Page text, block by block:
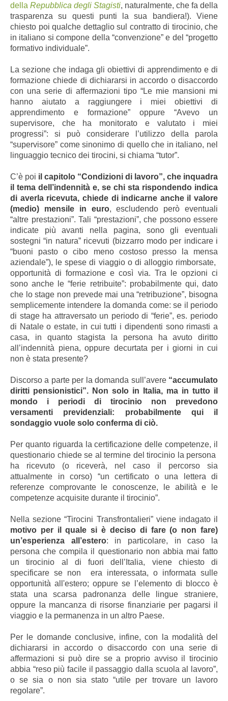
della Repubblica degli Stagisti, naturalmente, che fa della
trasparenza su questi punti la sua bandiera!). Viene
chiesto poi qualche dettaglio sul contratto di tirocinio, che
in italiano si compone della “convenzione” e del “progetto
formativo individuale”.
La sezione che indaga gli obiettivi di apprendimento e di
formazione chiede di dichiararsi in accordo o disaccordo
con una serie di affermazioni tipo “Le mie mansioni mi
hanno aiutato a raggiungere i miei obiettivi di
apprendimento e formazione” oppure “Avevo un
supervisore, che ha monitorato e valutato i miei
progressi”: si può considerare l’utilizzo della parola
“supervisore” come sinonimo di quello che in italiano, nel
linguaggio tecnico dei tirocini, si chiama “tutor”.
C’è poi il capitolo “Condizioni di lavoro”, che inquadra
il tema dell’indennità e, se chi sta rispondendo indica
di averla ricevuta, chiede di indicarne anche il valore
(medio) mensile in euro, escludendo però eventuali
“altre prestazioni”. Tali “prestazioni”, che possono essere
indicate più avanti nella pagina, sono gli eventuali
sostegni “in natura” ricevuti (bizzarro modo per indicare i
“buoni pasto o cibo meno costoso presso la mensa
aziendale”), le spese di viaggio o di alloggio rimborsate,
opportunità di formazione e così via. Tra le opzioni ci
sono anche le “ferie retribuite”: probabilmente qui, dato
che lo stage non prevede mai una “retribuzione”, bisogna
semplicemente intendere la domanda come: se il periodo
di stage ha attraversato un periodo di “ferie”, es. periodo
di Natale o estate, in cui tutti i dipendenti sono rimasti a
casa, in quanto stagista la persona ha avuto diritto
all’indennità piena, oppure decurtata per i giorni in cui
non è stata presente?
Discorso a parte per la domanda sull’avere“accumulato
diritti pensionistici”. Non solo in Italia, ma in tutto il
mondo i periodi di tirocinio non prevedono
versamenti previdenziali: probabilmente qui il
sondaggio vuole solo conferma di ciò.
Per quanto riguarda la certificazione delle competenze, il
questionario chiede se al termine del tirocinio la persona
ha ricevuto (o riceverà, nel caso il percorso sia
attualmente in corso) “un certificato o una lettera di
referenze comprovante le conoscenze, le abilità e le
competenze acquisite durante il tirocinio”.
Nella sezione “Tirocini Transfrontalieri” viene indagato il
motivo per il quale si è deciso di fare (o non fare)
un’esperienza all’estero: in particolare, in caso la
persona che compila il questionario non abbia mai fatto
un tirocinio al di fuori dell’Italia, viene chiesto di
specificare se non era interessata, o informata sulle
opportunità all'estero; oppure se l’elemento di blocco è
stata una scarsa padronanza delle lingue straniere,
oppure la mancanza di risorse finanziarie per pagarsi il
viaggio e la permanenza in un altro Paese.
Per le domande conclusive, infine, con la modalità del
dichiararsi in accordo o disaccordo con una serie di
affermazioni si può dire se a proprio avviso il tirocinio
abbia “reso più facile il passaggio dalla scuola al lavoro”,
o se sia o non sia stato “utile per trovare un lavoro
regolare”.